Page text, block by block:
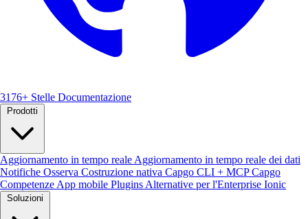
3176+ Stelle Documentazione
Prodotti
Aggiornamento in tempo reale Aggiornamento in tempo reale dei dati
Notifiche Osserva Costruzione nativa Capgo CLI + MCPCapgo
Competenze App mobile Plugins Alternative per l'Enterprise Ionic
Soluzioni